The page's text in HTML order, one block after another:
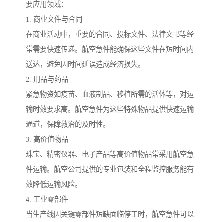
要应用领域：
1. 商业文件与合同
在商业活动中，重要的合同、投标文件、法律文书等经
常需要快速传递。航空急件能确保这些文件在短时间内
送达，避免因时间延误造成经济损失。
2. 用品与药品
紧急物资如疫苗、血液制品、移植所需的活体等，对运
输时效要求高。航空急件为这些特殊物品提供快速运输
通道，保障救治的及时性。
3. 高价值物品
珠宝、精密仪器、电子产品等高价值物品常采用航空急
件运输。航空公司提供的专业包装和全程监控服务能有
效降低运输风险。
4. 工业零部件
当生产线因关键零部件短缺面临停工时，航空急件可以